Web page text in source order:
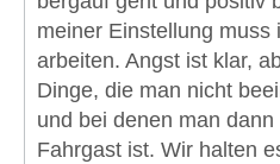
meiner Einstellung muss
arbeiten. Angst ist klar,
Dinge, die man nicht
und bei denen man dann
Fahrgast ist. Wir halten